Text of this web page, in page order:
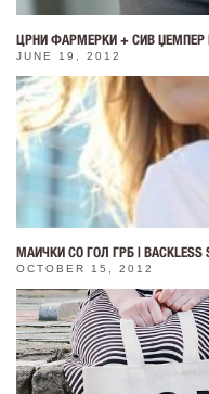
ЦРНИ ФАРМЕРКИ + СИВ ЏЕМПЕР |
JUNE 19, 2012
МАИЧКИ СО ГОЛ ГРБ | BACKLESS
OCTOBER 15, 2012